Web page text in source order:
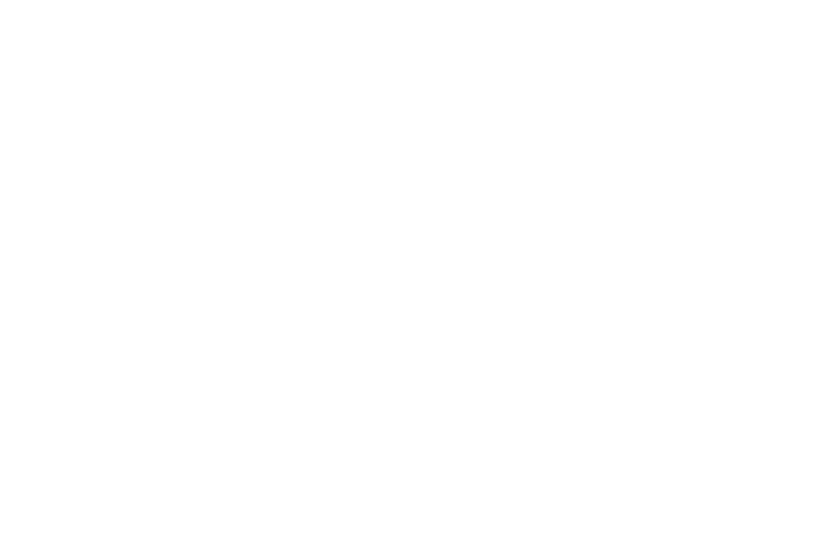
Ich bin damit einverstanden, dass mir externe Inhalte angezeigt werden. Damit können